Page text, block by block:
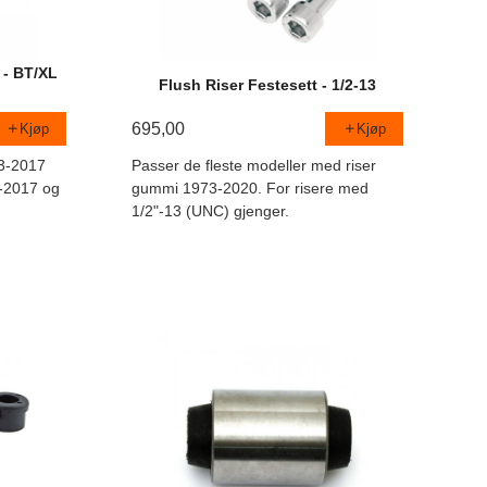
BT/XL
Kjøp
2017
og
Flush Riser Festesett - 1/2-13
695,00 Kjøp
Passer de fleste modeller med riser
gummi 1973-2020. For risere med
1/2"-13 (UNC) gjenger.